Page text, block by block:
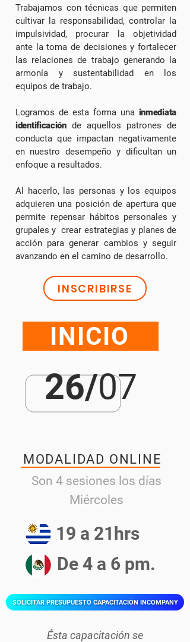
Trabajamos con técnicas que permiten
cultivar la responsabilidad, controlar la
impulsividad, procurar la objetividad
ante la toma de decisiones y fortalecer
las relaciones de trabajo generando la
armonía y sustentabilidad en los
equipos de trabajo.
Logramos de esta forma una inmediata
identificaciónde aquellos patrones de
conducta que impactan negativamente
en nuestro desempeño y dificultan un
enfoque a resultados.
Al hacerlo, las personas y los equipos
adquieren una posición de apertura que
permite repensar hábitos personales y
grupales y crear estrategias y planes de
acción para generar cambios y seguir
avanzando en el camino de desarrollo.
INSCRIBIRSE
INICIO
26/07
MODALIDAD ONLINE
Son 4 sesiones los días
Miércoles
19 a 21hrs
De 4 a 6 pm.
SOLICITAR PRESUPUESTO CAPACITACIÓN INCOMPANY
Ésta capacitación se